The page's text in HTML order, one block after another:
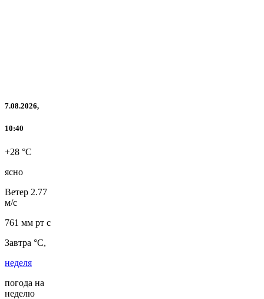
7.08.2026,
10:40
+28 °C
ясно
Ветер 2.77
м/с
761 мм рт с
Завтра °C,
неделя
погода на
неделю